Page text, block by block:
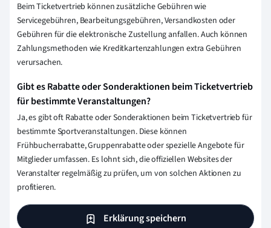
Beim Ticketvertrieb können zusätzliche Gebühren wie
Servicegebühren, Bearbeitungsgebühren, Versandkosten oder
Gebühren für die elektronische Zustellung anfallen. Auch können
Zahlungsmethoden wie Kreditkartenzahlungen extra Gebühren
verursachen.
Gibt es Rabatte oder Sonderaktionen beim Ticketvertrieb
für bestimmte Veranstaltungen?
Ja, es gibt oft Rabatte oder Sonderaktionen beim Ticketvertrieb für
bestimmte Sportveranstaltungen. Diese können
Frühbucherrabatte, Gruppenrabatte oder spezielle Angebote für
Mitglieder umfassen. Es lohnt sich, die offiziellen Websites der
Veranstalter regelmäßig zu prüfen, um von solchen Aktionen zu
profitieren.
Erklärung speichern